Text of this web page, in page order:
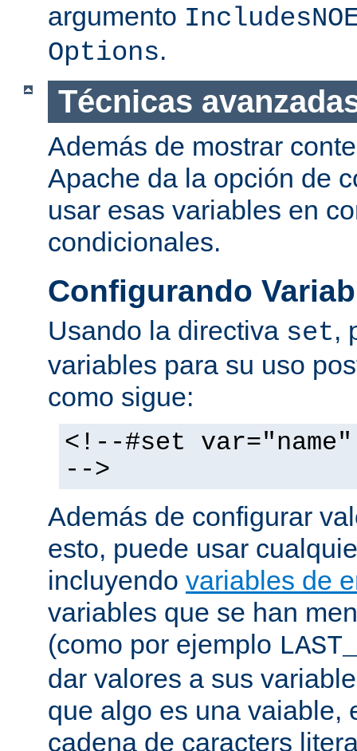
argumento
Options.
Técnicas
Además de mostrar
Apache da la opción de
usar esas variables en
condicionales.
Configurando
Usando la directiva set,
variables para su uso
como sigue:
<!--#set
-->
Además de configurar
esto, puede usar
incluyendo variables de
variables que se han
(como por ejemplo
dar valores a sus
que algo es una vaiable,
cadena de caracters